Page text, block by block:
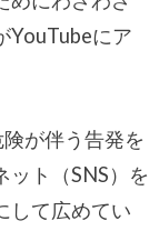
YouTubeにア
が伴う告発を
ット（SNS）を
して広めてい